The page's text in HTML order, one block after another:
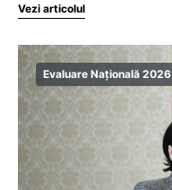
Vezi articolul
Evaluare Națională 2026